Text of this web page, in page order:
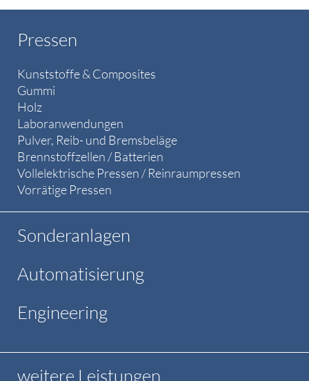
Pressen
Kunststoffe & Composites
Gummi
Holz
Laboranwendungen
Pulver, Reib- und Bremsbeläge
Brennstoffzellen / Batterien
Vollelektrische Pressen / Reinraumpressen
Vorrätige Pressen
Sonderanlagen
Automatisierung
Engineering
weitere Leistungen